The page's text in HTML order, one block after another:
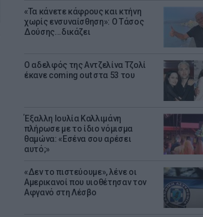
«Τα κάνετε κάφρους και κτήνη
χωρίς ενσυναίσθηση»: Ο Τάσος
Δούσης...δικάζει
Ο αδελφός της Αντζελίνα Τζολί
έκανε coming out στα 53 του
Έξαλλη Ιουλία Καλλιμάνη
πλήρωσε με το ίδιο νόμισμα
θαμώνα: «Εσένα σου αρέσει
αυτό;»
«Δεν το πιστεύουμε», λένε οι
Αμερικανοί που υιοθέτησαν τον
Αφγανό στη Λέσβο